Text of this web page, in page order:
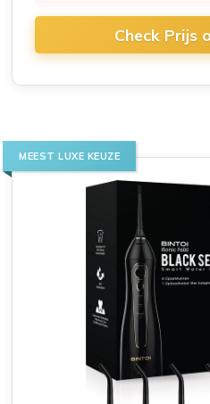
Check Prijs
MEEST LUXE KEUZE